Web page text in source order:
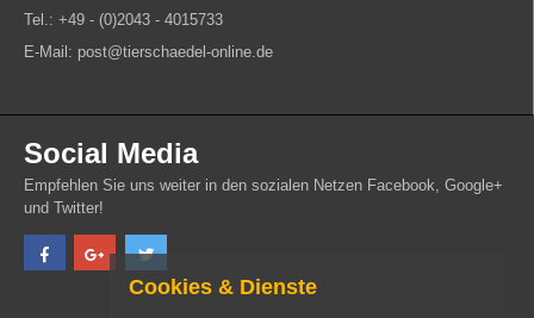
Tel.: +49 - (0)2043 - 4015733
E-Mail: post@tierschaedel-online.de
Social Media
Empfehlen Sie uns weiter in den sozialen Netzen Facebook, Google+
und Twitter!
Cookies & Dienste